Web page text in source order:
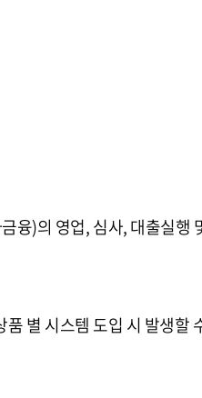
융)의 영업, 심사, 대출실행
별 시스템 도입 시 발생할